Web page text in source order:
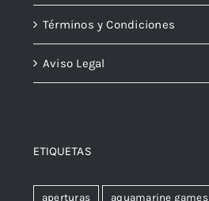
Términos y Condiciones
Aviso Legal
ETIQUETAS
aperturas aquamarine games